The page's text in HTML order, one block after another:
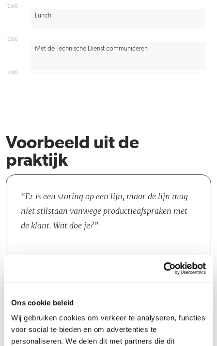
Ons cookie beleid
Wij gebruiken cookies om verkeer te analyseren, functies
voor social te bieden en om advertenties te
personaliseren. We delen dit met partners die dit
12:00
13:00
14:00
Lunch
Met de Technische Dienst communiceren
Voorbeeld uit de
praktijk
Er is een storing op een lijn, maar de lijn mag
niet stilstaan vanwege productieafspraken met
de klant. Wat doe je?